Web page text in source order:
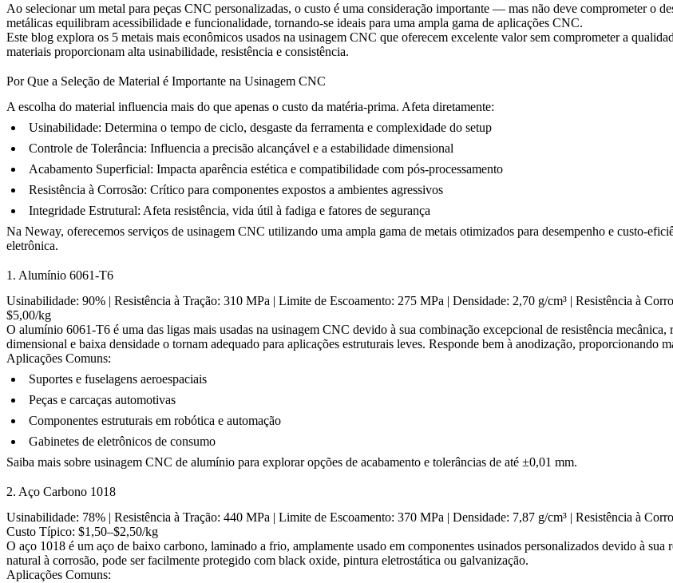
Ao selecionar um metal para peças CNC personalizadas, o custo é uma consideração importante — mas não deve comprometer o
metálicas equilibram acessibilidade e funcionalidade, tornando-se ideais para uma ampla gama de aplicações CNC.
Este blog explora os 5 metais mais econômicos usados na usinagem CNC que oferecem excelente valor sem comprometer a
materiais proporcionam alta usinabilidade, resistência e consistência.
Por Que a Seleção de Material é Importante na Usinagem CNC
A escolha do material influencia mais do que apenas o custo da matéria-prima. Afeta diretamente:
Usinabilidade: Determina o tempo de ciclo, desgaste da ferramenta e complexidade do setup
Controle de Tolerância: Influencia a precisão alcançável e a estabilidade dimensional
Acabamento Superficial: Impacta aparência estética e compatibilidade com pós-processamento
Resistência à Corrosão: Crítico para componentes expostos a ambientes agressivos
Integridade Estrutural: Afeta resistência, vida útil à fadiga e fatores de segurança
Na Neway, oferecemos serviços de usinagem CNC utilizando uma ampla gama de metais otimizados para desempenho e custo-
eletrônica.
1. Alumínio 6061-T6
Usinabilidade: 90% | Resistência à Tração: 310 MPa | Limite de Escoamento: 275 MPa | Densidade: 2,70 g/cm³ | Resistência à
$5,00/kg
O alumínio 6061-T6 é uma das ligas mais usadas na usinagem CNC devido à sua combinação excepcional de resistência
dimensional e baixa densidade o tornam adequado para aplicações estruturais leves. Responde bem à anodização, proporcionando
Aplicações Comuns:
Suportes e fuselagens aeroespaciais
Peças e carcaças automotivas
Componentes estruturais em robótica e automação
Gabinetes de eletrônicos de consumo
Saiba mais sobre usinagem CNC de alumínio para explorar opções de acabamento e tolerâncias de até ±0,01 mm.
2. Aço Carbono 1018
Usinabilidade: 78% | Resistência à Tração: 440 MPa | Limite de Escoamento: 370 MPa | Densidade: 7,87 g/cm³ | Resistência à
Custo Típico: $1,50–$2,50/kg
O aço 1018 é um aço de baixo carbono, laminado a frio, amplamente usado em componentes usinados personalizados devido à
natural à corrosão, pode ser facilmente protegido com black oxide, pintura eletrostática ou galvanização.
Aplicações Comuns: